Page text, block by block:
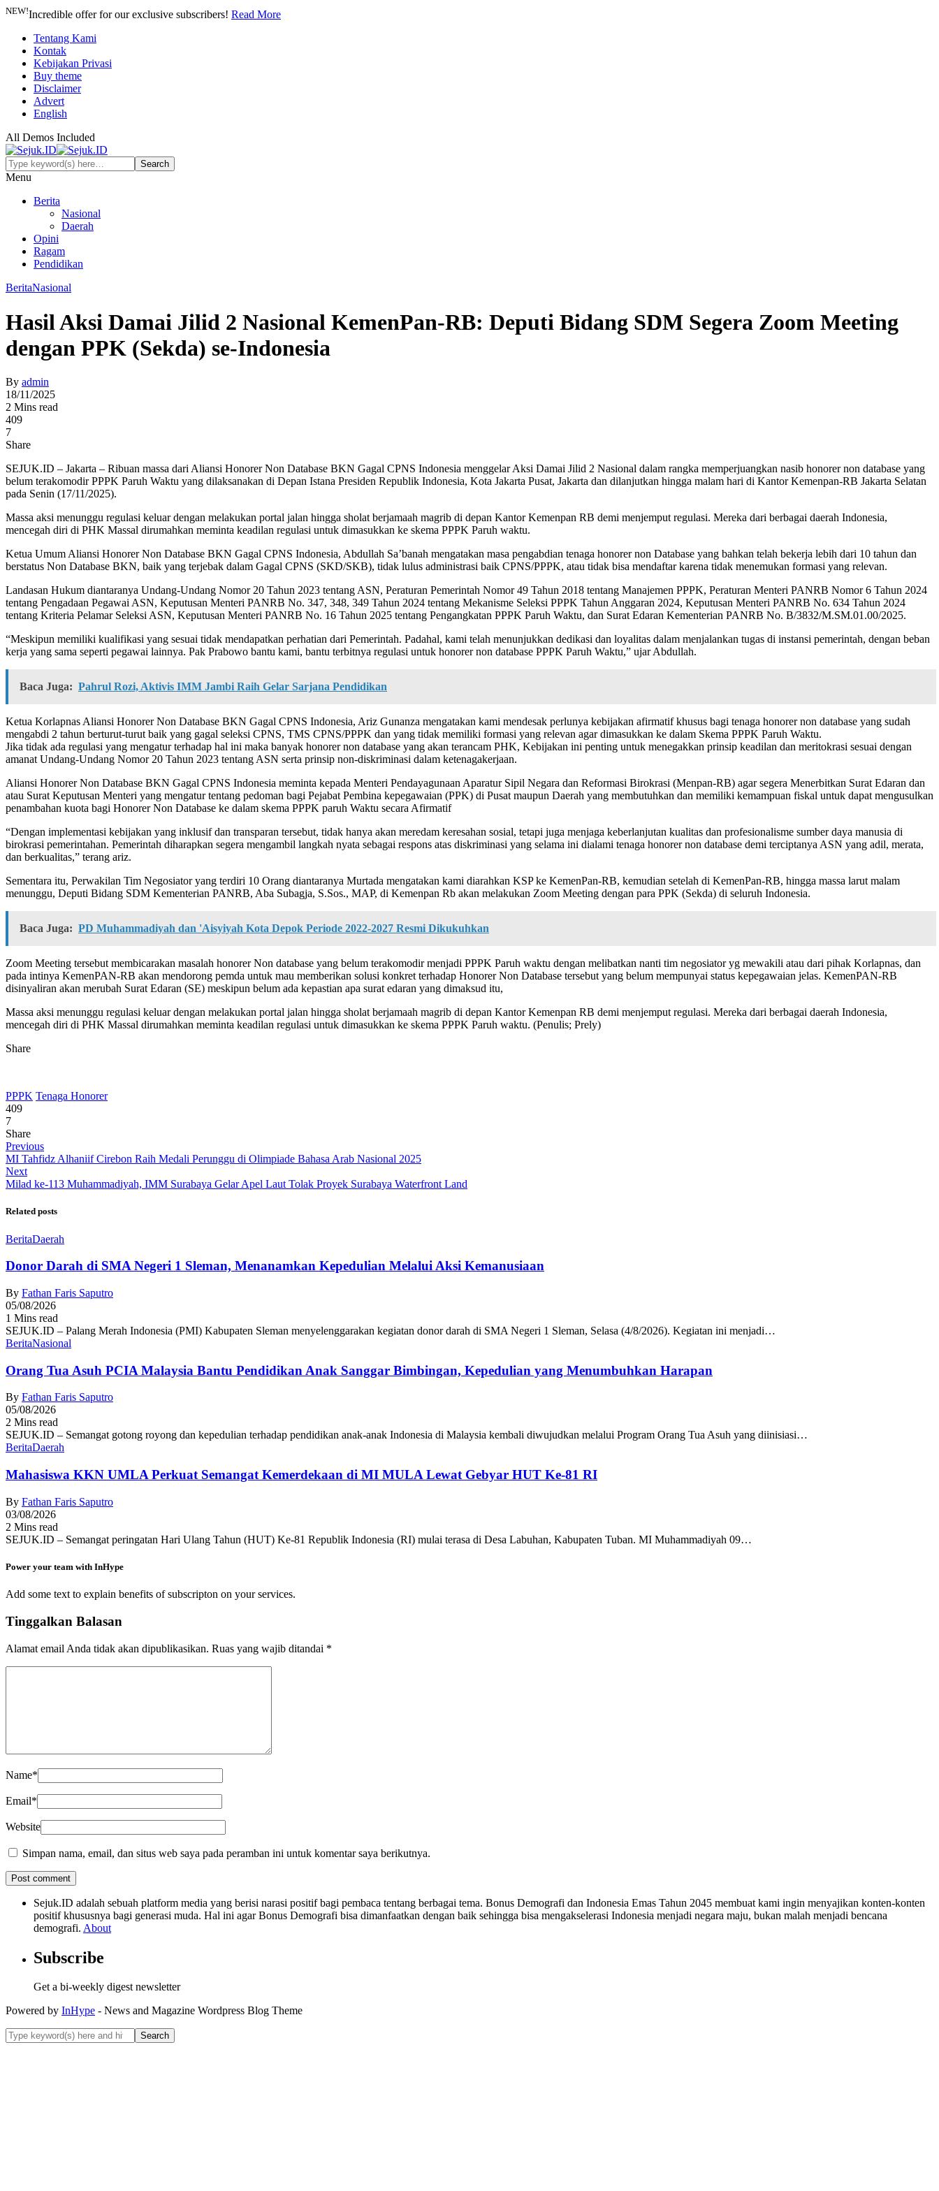
NEW!Incredible offer for our exclusive subscribers! Read More
Tentang Kami
Kontak
Kebijakan Privasi
Buy theme
Disclaimer
Advert
English
All Demos Included
Menu
Berita
Nasional
Daerah
Opini
Ragam
Pendidikan
BeritaNasional
Hasil Aksi Damai Jilid 2 Nasional KemenPan-RB: Deputi Bidang SDM Segera Zoom Meeting
dengan PPK (Sekda) se-Indonesia
By admin
18/11/2025
2 Mins read
409
7
Share
SEJUK.ID – Jakarta – Ribuan massa dari Aliansi Honorer Non Database BKN Gagal CPNS Indonesia menggelar Aksi Damai Jilid 2 Nasional dalam rangka memperjuangkan nasib honorer non database yang
belum terakomodir PPPK Paruh Waktu yang dilaksanakan di Depan Istana Presiden Republik Indonesia, Kota Jakarta Pusat, Jakarta dan dilanjutkan hingga malam hari di Kantor Kemenpan-RB Jakarta Selatan
pada Senin (17/11/2025).
Massa aksi menunggu regulasi keluar dengan melakukan portal jalan hingga sholat berjamaah magrib di depan Kantor Kemenpan RB demi menjemput regulasi. Mereka dari berbagai daerah Indonesia,
mencegah diri di PHK Massal dirumahkan meminta keadilan regulasi untuk dimasukkan ke skema PPPK Paruh waktu.
Ketua Umum Aliansi Honorer Non Database BKN Gagal CPNS Indonesia, Abdullah Sa’banah mengatakan masa pengabdian tenaga honorer non Database yang bahkan telah bekerja lebih dari 10 tahun dan
berstatus Non Database BKN, baik yang terjebak dalam Gagal CPNS (SKD/SKB), tidak lulus administrasi baik CPNS/PPPK, atau tidak bisa mendaftar karena tidak menemukan formasi yang relevan.
Landasan Hukum diantaranya Undang-Undang Nomor 20 Tahun 2023 tentang ASN, Peraturan Pemerintah Nomor 49 Tahun 2018 tentang Manajemen PPPK, Peraturan Menteri PANRB Nomor 6 Tahun 2024
tentang Pengadaan Pegawai ASN, Keputusan Menteri PANRB No. 347, 348, 349 Tahun 2024 tentang Mekanisme Seleksi PPPK Tahun Anggaran 2024, Keputusan Menteri PANRB No. 634 Tahun 2024
tentang Kriteria Pelamar Seleksi ASN, Keputusan Menteri PANRB No. 16 Tahun 2025 tentang Pengangkatan PPPK Paruh Waktu, dan Surat Edaran Kementerian PANRB No. B/3832/M.SM.01.00/2025.
“Meskipun memiliki kualifikasi yang sesuai tidak mendapatkan perhatian dari Pemerintah. Padahal, kami telah menunjukkan dedikasi dan loyalitas dalam menjalankan tugas di instansi pemerintah, dengan beban
kerja yang sama seperti pegawai lainnya. Pak Prabowo bantu kami, bantu terbitnya regulasi untuk honorer non database PPPK Paruh Waktu,” ujar Abdullah.
Baca Juga: Pahrul Rozi, Aktivis IMM Jambi Raih Gelar Sarjana Pendidikan
Ketua Korlapnas Aliansi Honorer Non Database BKN Gagal CPNS Indonesia, Ariz Gunanza mengatakan kami mendesak perlunya kebijakan afirmatif khusus bagi tenaga honorer non database yang sudah
mengabdi 2 tahun berturut-turut baik yang gagal seleksi CPNS, TMS CPNS/PPPK dan yang tidak memiliki formasi yang relevan agar dimasukkan ke dalam Skema PPPK Paruh Waktu.
Jika tidak ada regulasi yang mengatur terhadap hal ini maka banyak honorer non database yang akan terancam PHK, Kebijakan ini penting untuk menegakkan prinsip keadilan dan meritokrasi sesuai dengan
amanat Undang-Undang Nomor 20 Tahun 2023 tentang ASN serta prinsip non-diskriminasi dalam ketenagakerjaan.
Aliansi Honorer Non Database BKN Gagal CPNS Indonesia meminta kepada Menteri Pendayagunaan Aparatur Sipil Negara dan Reformasi Birokrasi (Menpan-RB) agar segera Menerbitkan Surat Edaran dan
atau Surat Keputusan Menteri yang mengatur tentang pedoman bagi Pejabat Pembina kepegawaian (PPK) di Pusat maupun Daerah yang membutuhkan dan memiliki kemampuan fiskal untuk dapat mengusulkan
penambahan kuota bagi Honorer Non Database ke dalam skema PPPK paruh Waktu secara Afirmatif
“Dengan implementasi kebijakan yang inklusif dan transparan tersebut, tidak hanya akan meredam keresahan sosial, tetapi juga menjaga keberlanjutan kualitas dan profesionalisme sumber daya manusia di
birokrasi pemerintahan. Pemerintah diharapkan segera mengambil langkah nyata sebagai respons atas diskriminasi yang selama ini dialami tenaga honorer non database demi terciptanya ASN yang adil, merata,
dan berkualitas,” terang ariz.
Sementara itu, Perwakilan Tim Negosiator yang terdiri 10 Orang diantaranya Murtada mengatakan kami diarahkan KSP ke KemenPan-RB, kemudian setelah di KemenPan-RB, hingga massa larut malam
menunggu, Deputi Bidang SDM Kementerian PANRB, Aba Subagja, S.Sos., MAP, di Kemenpan Rb akan melakukan Zoom Meeting dengan para PPK (Sekda) di seluruh Indonesia.
Baca Juga: PD Muhammadiyah dan 'Aisyiyah Kota Depok Periode 2022-2027 Resmi Dikukuhkan
Zoom Meeting tersebut membicarakan masalah honorer Non database yang belum terakomodir menjadi PPPK Paruh waktu dengan melibatkan nanti tim negosiator yg mewakili atau dari pihak Korlapnas, dan
pada intinya KemenPAN-RB akan mendorong pemda untuk mau memberikan solusi konkret terhadap Honorer Non Database tersebut yang belum mempunyai status kepegawaian jelas. KemenPAN-RB
disinyaliran akan merubah Surat Edaran (SE) meskipun belum ada kepastian apa surat edaran yang dimaksud itu,
Massa aksi menunggu regulasi keluar dengan melakukan portal jalan hingga sholat berjamaah magrib di depan Kantor Kemenpan RB demi menjemput regulasi. Mereka dari berbagai daerah Indonesia,
mencegah diri di PHK Massal dirumahkan meminta keadilan regulasi untuk dimasukkan ke skema PPPK Paruh waktu. (Penulis; Prely)
Share
PPPK Tenaga Honorer
409
7
Share
Previous
MI Tahfidz Alhaniif Cirebon Raih Medali Perunggu di Olimpiade Bahasa Arab Nasional 2025
Next
Milad ke-113 Muhammadiyah, IMM Surabaya Gelar Apel Laut Tolak Proyek Surabaya Waterfront Land
Related posts
BeritaDaerah
Donor Darah di SMA Negeri 1 Sleman, Menanamkan Kepedulian Melalui Aksi Kemanusiaan
By Fathan Faris Saputro
05/08/2026
1 Mins read
SEJUK.ID – Palang Merah Indonesia (PMI) Kabupaten Sleman menyelenggarakan kegiatan donor darah di SMA Negeri 1 Sleman, Selasa (4/8/2026). Kegiatan ini menjadi…
BeritaNasional
Orang Tua Asuh PCIA Malaysia Bantu Pendidikan Anak Sanggar Bimbingan, Kepedulian yang Menumbuhkan Harapan
By Fathan Faris Saputro
05/08/2026
2 Mins read
SEJUK.ID – Semangat gotong royong dan kepedulian terhadap pendidikan anak-anak Indonesia di Malaysia kembali diwujudkan melalui Program Orang Tua Asuh yang diinisiasi…
BeritaDaerah
Mahasiswa KKN UMLA Perkuat Semangat Kemerdekaan di MI MULA Lewat Gebyar HUT Ke-81 RI
By Fathan Faris Saputro
03/08/2026
2 Mins read
SEJUK.ID – Semangat peringatan Hari Ulang Tahun (HUT) Ke-81 Republik Indonesia (RI) mulai terasa di Desa Labuhan, Kabupaten Tuban. MI Muhammadiyah 09…
Power your team with InHype
Add some text to explain benefits of subscripton on your services.
Tinggalkan Balasan
Alamat email Anda tidak akan dipublikasikan. Ruas yang wajib ditandai *
Name*
Email*
Website
Simpan nama, email, dan situs web saya pada peramban ini untuk komentar saya berikutnya.
Sejuk.ID adalah sebuah platform media yang berisi narasi positif bagi pembaca tentang berbagai tema. Bonus Demografi dan Indonesia Emas Tahun 2045 membuat kami ingin menyajikan konten-konten
positif khususnya bagi generasi muda. Hal ini agar Bonus Demografi bisa dimanfaatkan dengan baik sehingga bisa mengakselerasi Indonesia menjadi negara maju, bukan malah menjadi bencana
demografi. About
Subscribe
Get a bi-weekly digest newsletter
Powered by InHype - News and Magazine Wordpress Blog Theme